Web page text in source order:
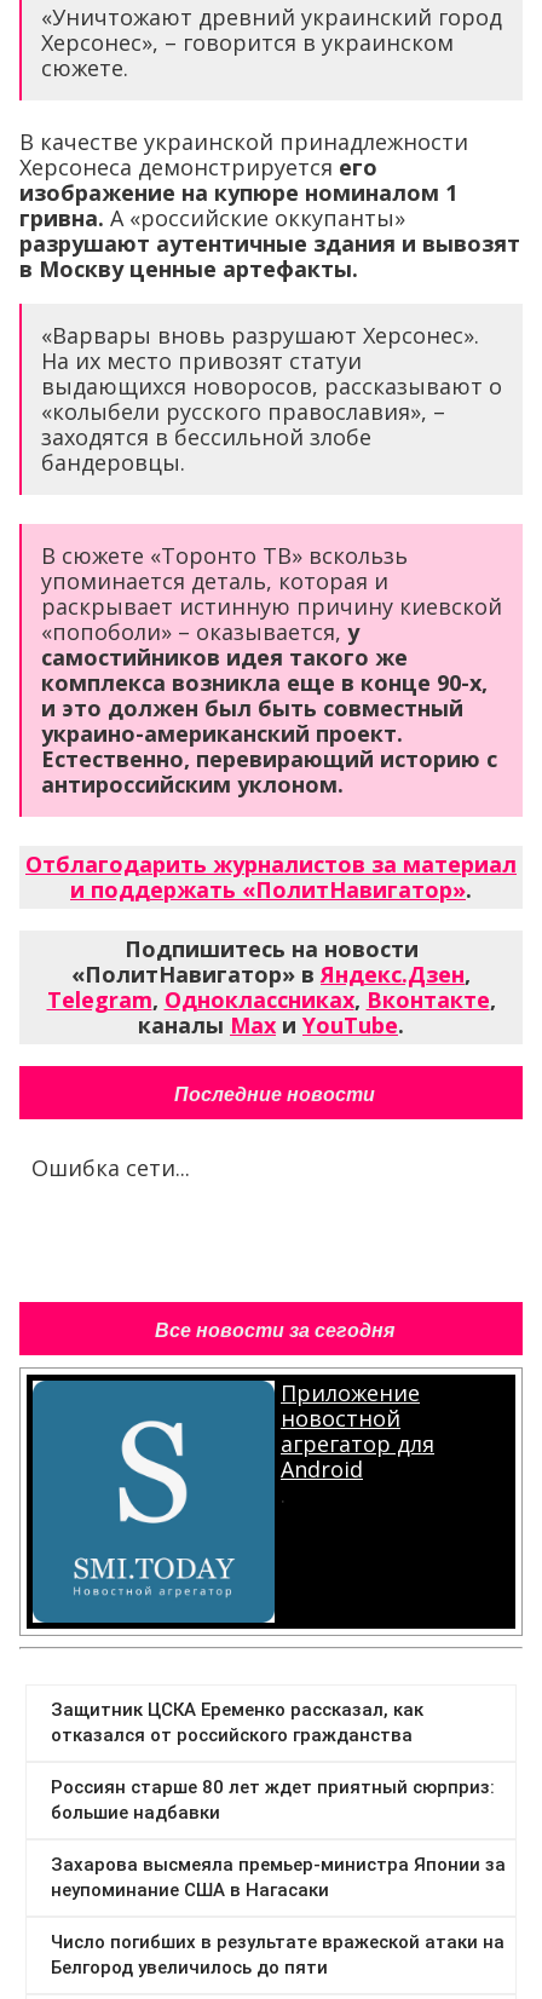
«Уничтожают древний украинский город
Херсонес», – говорится в украинском
сюжете.
В качестве украинской принадлежности
Херсонеса демонстрируется его
изображение на купюре номиналом 1
гривна. А «российские оккупанты»
разрушают аутентичные здания и вывозят
в Москву ценные артефакты.
«Варвары вновь разрушают Херсонес».
На их место привозят статуи
выдающихся новоросов, рассказывают о
«колыбели русского православия», –
заходятся в бессильной злобе
бандеровцы.
В сюжете «Торонто ТВ» вскользь
упоминается деталь, которая и
раскрывает истинную причину киевской
«попоболи» – оказывается, у
самостийников идея такого же
комплекса возникла еще в конце 90-х,
и это должен был быть совместный
украино-американский проект.
Естественно, перевирающий историю с
антироссийским уклоном.
Отблагодарить журналистов за материал
и поддержать «ПолитНавигатор».
Подпишитесь на новости
«ПолитНавигатор» в Яндекс.Дзен,
Telegram, Одноклассниках, Вконтакте,
каналы Max и YouTube.
Последние новости
Ошибка сети...
Все новости за сегодня
Приложение
новостной
агрегатор для
Android
.